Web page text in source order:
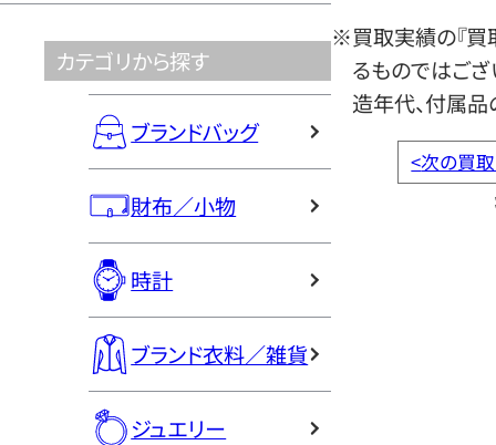
カテゴリから探す
ブランドバッグ
財布／小物
時計
ブランド衣料／雑貨
ジュエリー
※買取実績の『買
るものではござ
造年代、付属品
<次の買